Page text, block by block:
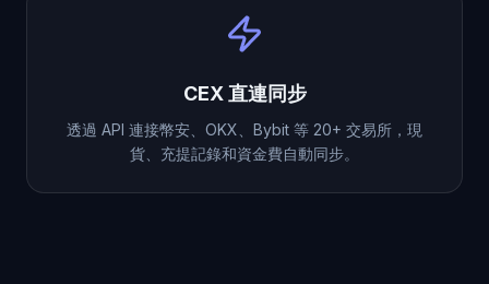
CEX 直連同步
透過 API 連接幣安、OKX、Bybit 等 20+ 交易所，現
貨、充提記錄和資金費自動同步。